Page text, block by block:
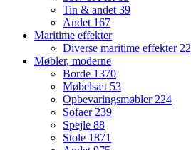
Tin & andet 39
Andet 167
Maritime effekter
Diverse maritime effekter 22
Møbler, moderne
Borde 1370
Møbelsæt 53
Opbevaringsmøbler 224
Sofaer 239
Spejle 88
Stole 1871